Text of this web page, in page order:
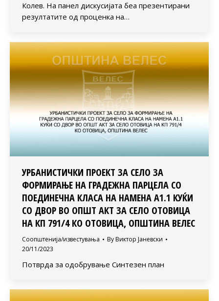
Колев. На панел дискусијата беа презентирани
резултатите од проценка на…
УРБАНИСТИЧКИ ПРОЕКТ ЗА СЕЛО ЗА
ФОРМИРАЊЕ НА ГРАДЕЖНА ПАРЦЕЛА СО
ПОЕДИНЕЧНА КЛАСА НА НАМЕНА А1.1 КУЌИ
СО ДВОР ВО ОПШТ АКТ ЗА СЕЛО ОТОВИЦА
НА КП 791/4 КО ОТОВИЦА, ОПШТИНА ВЕЛЕС
Соопштенија/известувања By Виктор Јаневски
20/11/2023
Потврда за одобрување Синтезен план